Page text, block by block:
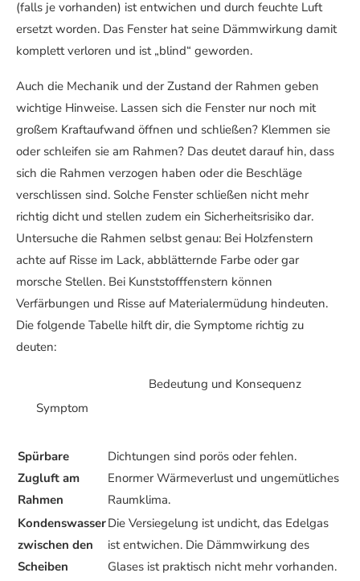
(falls je vorhanden) ist entwichen und durch feuchte Luft
ersetzt worden. Das Fenster hat seine Dämmwirkung damit
komplett verloren und ist „blind“ geworden.
Auch die Mechanik und der Zustand der Rahmen geben
wichtige Hinweise. Lassen sich die Fenster nur noch mit
großem Kraftaufwand öffnen und schließen? Klemmen sie
oder schleifen sie am Rahmen? Das deutet darauf hin, dass
sich die Rahmen verzogen haben oder die Beschläge
verschlissen sind. Solche Fenster schließen nicht mehr
richtig dicht und stellen zudem ein Sicherheitsrisiko dar.
Untersuche die Rahmen selbst genau: Bei Holzfenstern
achte auf Risse im Lack, abblätternde Farbe oder gar
morsche Stellen. Bei Kunststofffenstern können
Verfärbungen und Risse auf Materialermüdung hindeuten.
Die folgende Tabelle hilft dir, die Symptome richtig zu
deuten:
Symptom
Bedeutung und Konsequenz
Spürbare
Zugluft am
Rahmen
Dichtungen sind porös oder fehlen.
Enormer Wärmeverlust und ungemütliches
Raumklima.
Kondenswasser
zwischen den
Scheiben
Die Versiegelung ist undicht, das Edelgas
ist entwichen. Die Dämmwirkung des
Glases ist praktisch nicht mehr vorhanden.